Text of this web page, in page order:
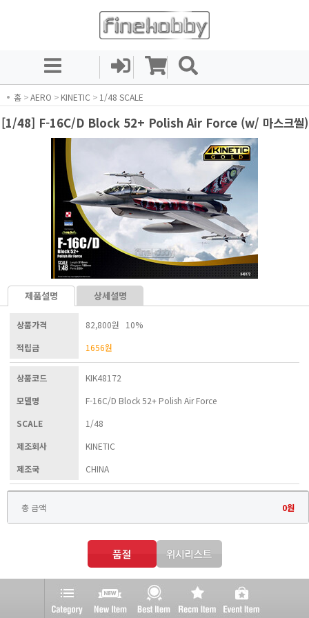
홈 >AERO > KINETIC > 1/48 SCALE
[1/48] F-16C/D Block 52+ Polish Air Force (w/ 마스크씰)
제품설명 상세설명
상품가격
82,800원 10%
적립금
1656원
상품코드
KIK48172
모델명
F-16C/D Block 52+ Polish Air Force
SCALE
1/48
제조회사
KINETIC
제조국
CHINA
총 금액 0원